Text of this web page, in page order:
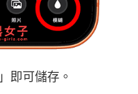
」即可儲存。